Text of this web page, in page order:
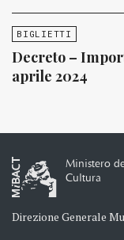
BIGLIETTI
Decreto –
aprile 2024
Ministero
Cultura
Direzione Generale